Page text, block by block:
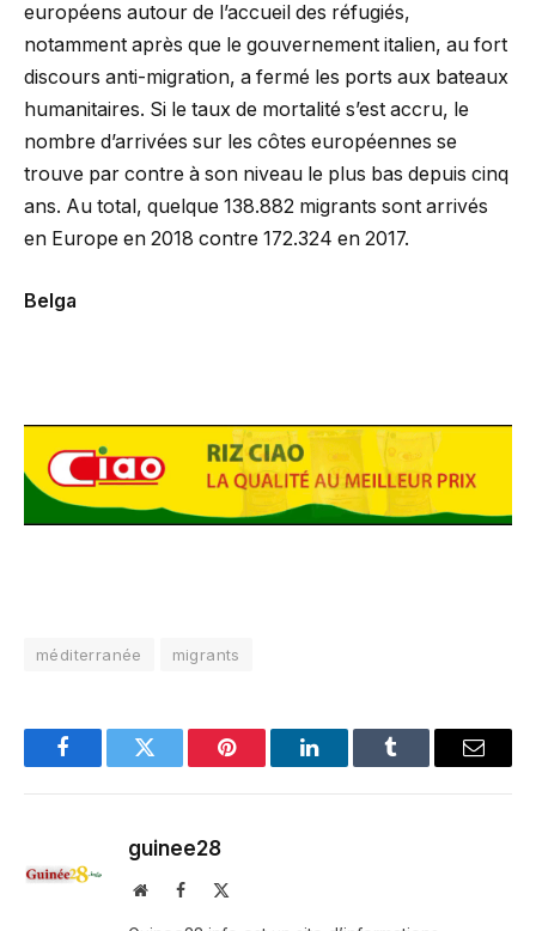
européens autour de l’accueil des réfugiés,
notamment après que le gouvernement italien, au fort
discours anti-migration, a fermé les ports aux bateaux
humanitaires. Si le taux de mortalité s’est accru, le
nombre d’arrivées sur les côtes européennes se
trouve par contre à son niveau le plus bas depuis cinq
ans. Au total, quelque 138.882 migrants sont arrivés
en Europe en 2018 contre 172.324 en 2017.
Belga
méditerranée migrants
FacebookTwitter Pinterest LinkedInTumblr Email
guinee28
WebsiteFacebook